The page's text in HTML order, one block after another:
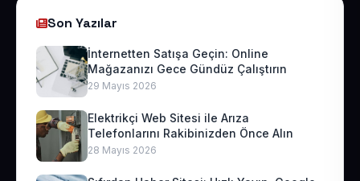
Son Yazılar
İnternetten Satışa Geçin: Online
Mağazanızı Gece Gündüz Çalıştırın
29 Mayıs 2026
Elektrikçi Web Sitesi ile Arıza
Telefonlarını Rakibinizden Önce Alın
28 Mayıs 2026